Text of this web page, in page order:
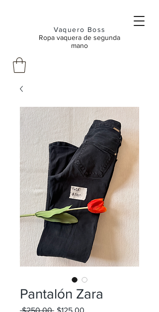
Vaquero Boss
Ropa vaquera de segunda
mano
Pantalón Zara
$250.00 Precio
$125.00